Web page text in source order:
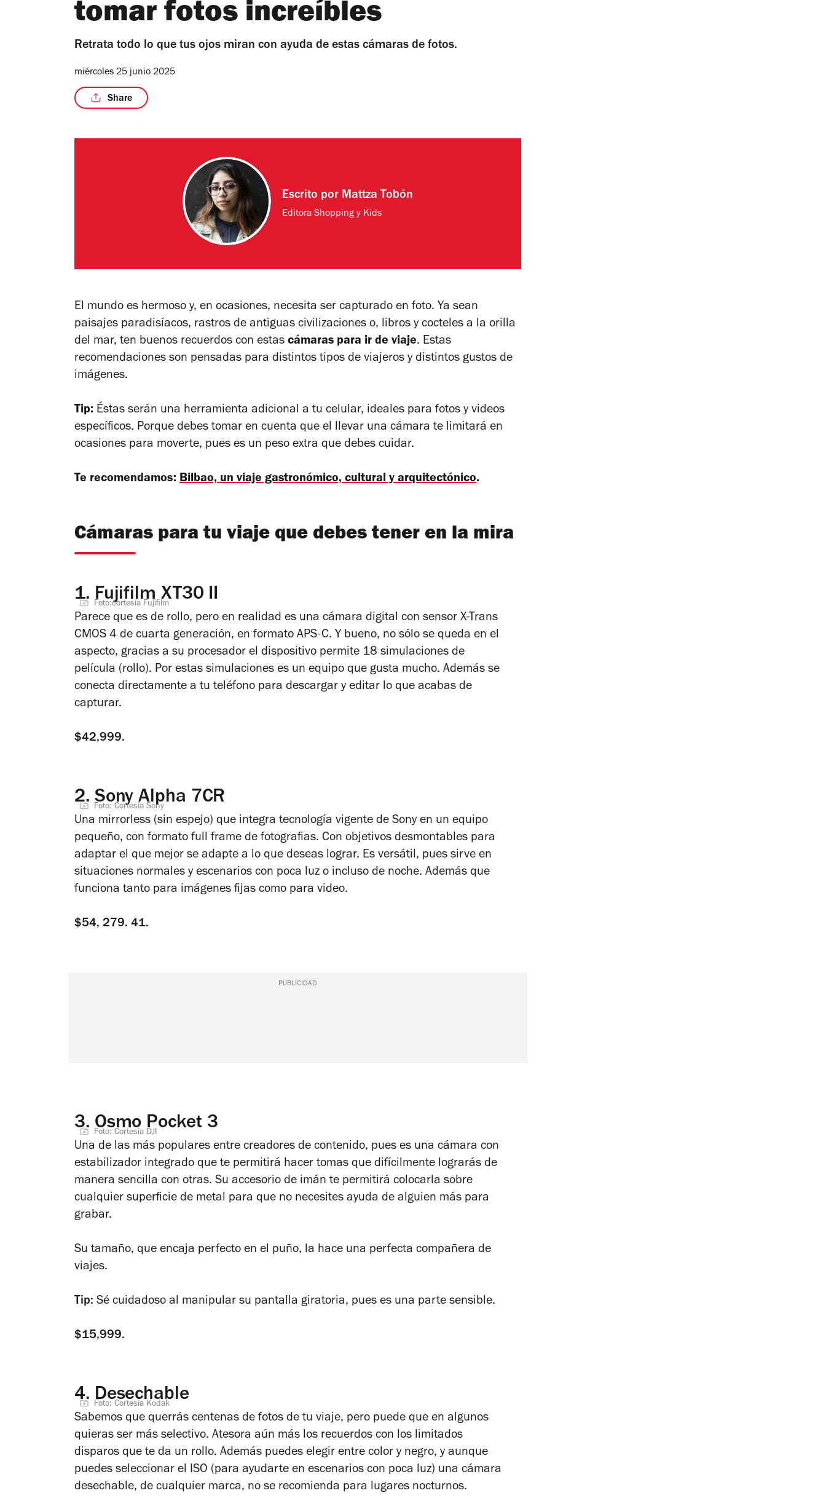
tomar fotos increíbles
Retrata todo lo que tus ojos miran con ayuda de estas cámaras de fotos.
miércoles 25 junio 2025
Share
Escrito por Mattza Tobón
Editora Shopping y Kids
El mundo es hermoso y, en ocasiones, necesita ser capturado en foto. Ya sean
paisajes paradisíacos, rastros de antiguas civilizaciones o, libros y cocteles a la orilla
del mar, ten buenos recuerdos con estas cámaras para ir de viaje. Estas
recomendaciones son pensadas para distintos tipos de viajeros y distintos gustos de
imágenes.
Tip: Éstas serán una herramienta adicional a tu celular, ideales para fotos y videos
específicos. Porque debes tomar en cuenta que el llevar una cámara te limitará en
ocasiones para moverte, pues es un peso extra que debes cuidar.
Te recomendamos: Bilbao, un viaje gastronómico, cultural y arquitectónico.
Cámaras para tu viaje que debes tener en la mira
1. Fujifilm XT30 II
Foto:cortesía Fujifilm
Parece que es de rollo, pero en realidad es una cámara digital con sensor X-Trans
CMOS 4 de cuarta generación, en formato APS-C. Y bueno, no sólo se queda en el
aspecto, gracias a su procesador el dispositivo permite 18 simulaciones de
película (rollo). Por estas simulaciones es un equipo que gusta mucho. Además se
conecta directamente a tu teléfono para descargar y editar lo que acabas de
capturar.
$42,999.
2. Sony Alpha 7CR
Foto: Cortesía Sony
Una mirrorless (sin espejo) que integra tecnología vigente de Sony en un equipo
pequeño, con formato full frame de fotografias. Con objetivos desmontables para
adaptar el que mejor se adapte a lo que deseas lograr. Es versátil, pues sirve en
situaciones normales y escenarios con poca luz o incluso de noche. Además que
funciona tanto para imágenes fijas como para video.
$54, 279. 41.
PUBLICIDAD
3. Osmo Pocket 3
Foto: Cortesía DJI
Una de las más populares entre creadores de contenido, pues es una cámara con
estabilizador integrado que te permitirá hacer tomas que difícilmente lograrás de
manera sencilla con otras. Su accesorio de imán te permitirá colocarla sobre
cualquier superficie de metal para que no necesites ayuda de alguien más para
grabar.
Su tamaño, que encaja perfecto en el puño, la hace una perfecta compañera de
viajes.
Tip: Sé cuidadoso al manipular su pantalla giratoria, pues es una parte sensible.
$15,999.
4. Desechable
Foto: Cortesía Kodak
Sabemos que querrás centenas de fotos de tu viaje, pero puede que en algunos
quieras ser más selectivo. Atesora aún más los recuerdos con los limitados
disparos que te da un rollo. Además puedes elegir entre color y negro, y aunque
puedes seleccionar el ISO (para ayudarte en escenarios con poca luz) una cámara
desechable, de cualquier marca, no se recomienda para lugares nocturnos.